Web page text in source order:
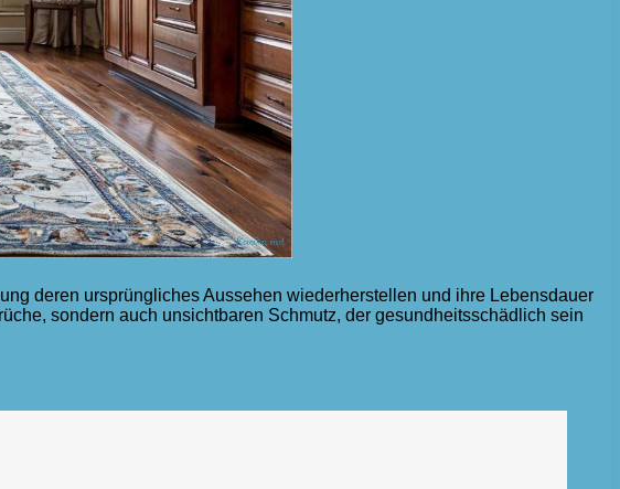
deren ursprüngliches Aussehen wiederherstellen und ihre Lebensdauer
sondern auch unsichtbaren Schmutz, der gesundheitsschädlich sein